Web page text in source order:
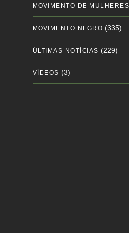
MOVIMENTO DE MULHERES
MOVIMENTO NEGRO (335)
ÚLTIMAS NOTÍCIAS (229)
VÍDEOS (3)